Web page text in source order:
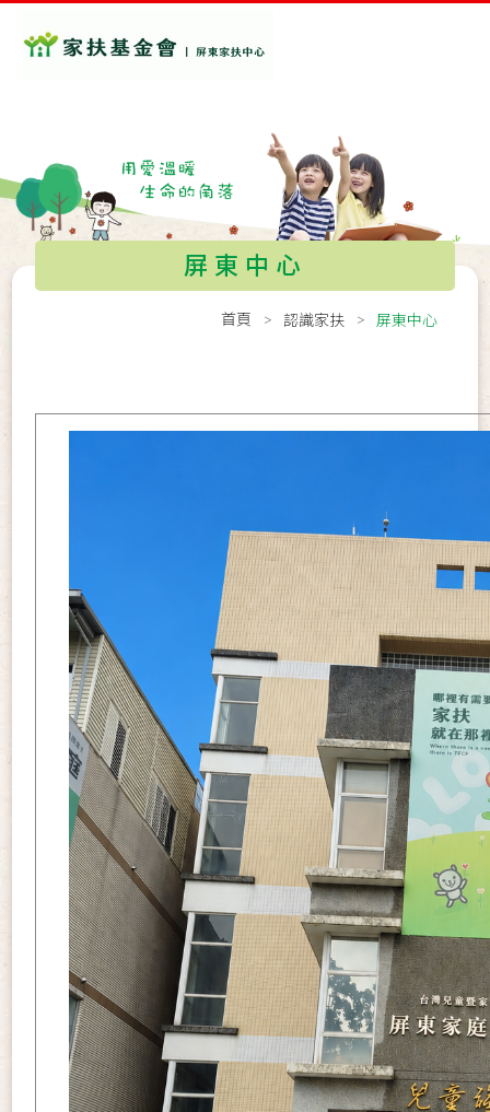
屏東中心
首頁 認識家扶 屏東中心